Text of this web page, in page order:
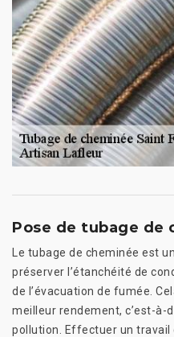
Pose de tubage de
Le tubage de cheminée est
préserver l’étanchéité de
de l’évacuation de fumée.
meilleur rendement, c’est-à-
pollution. Effectuer un travail